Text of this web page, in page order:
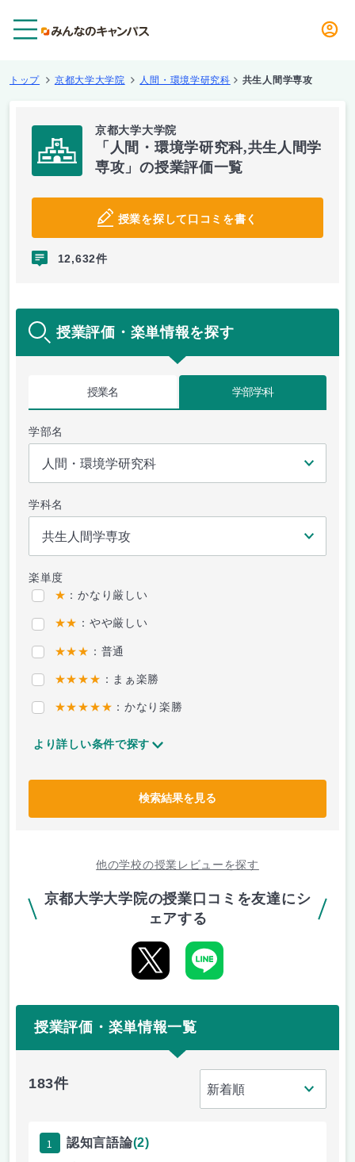
トップ 京都大学大学院 人間・環境学研究科 共生人間学専攻
京都大学大学院
「人間・環境学研究科,共生人間学
専攻」の授業評価一覧
授業を探して口コミを書く
12,632件
授業評価・楽単情報を探す
授業名 学部学科
学部名
学科名
楽単度
★ ：かなり厳しい
★★ ：やや厳しい
★★★ ：普通
★★★★ ：まぁ楽勝
★★★★★ ：かなり楽勝
より詳しい条件で探す
検索結果を見る
他の学校の授業レビューを探す
京都大学大学院の授業口コミを友達にシ
ェアする
授業評価・楽単情報一覧
183件
1 認知言語論(2)